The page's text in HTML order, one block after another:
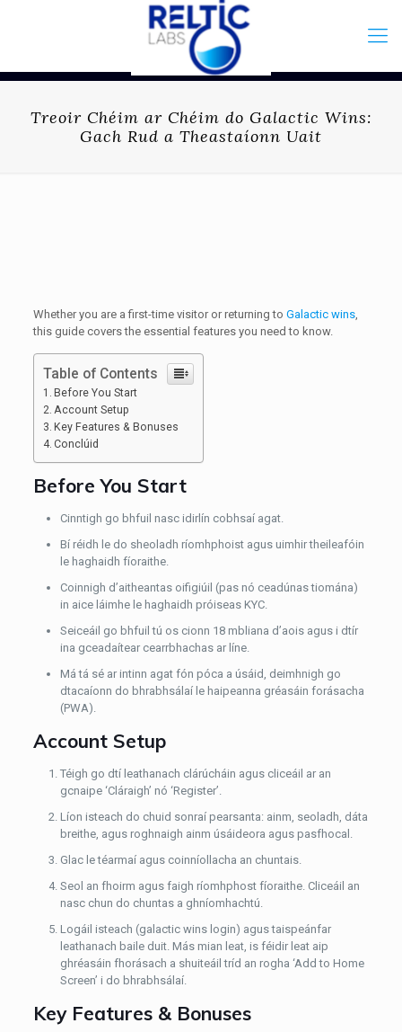
Treoir Chéim ar Chéim do Galactic Wins:
Gach Rud a Theastaíonn Uait
Whether you are a first-time visitor or returning to Galactic wins,
this guide covers the essential features you need to know.
Table of Contents
Before You Start
Account Setup
Key Features & Bonuses
Conclúid
Before You Start
Cinntigh go bhfuil nasc idirlín cobhsaí agat.
Bí réidh le do sheoladh ríomhphoist agus uimhir theileafóin
le haghaidh fíoraithe.
Coinnigh d’aitheantas oifigiúil (pas nó ceadúnas tiomána)
in aice láimhe le haghaidh próiseas KYC.
Seiceáil go bhfuil tú os cionn 18 mbliana d’aois agus i dtír
ina gceadaítear cearrbhachas ar líne.
Má tá sé ar intinn agat fón póca a úsáid, deimhnigh go
dtacaíonn do bhrabhsálaí le haipeanna gréasáin forásacha
(PWA).
Account Setup
Téigh go dtí leathanach clárúcháin agus cliceáil ar an
gcnaipe ‘Cláraigh’ nó ‘Register’.
Líon isteach do chuid sonraí pearsanta: ainm, seoladh, dáta
breithe, agus roghnaigh ainm úsáideora agus pasfhocal.
Glac le téarmaí agus coinníollacha an chuntais.
Seol an fhoirm agus faigh ríomhphost fíoraithe. Cliceáil an
nasc chun do chuntas a ghníomhachtú.
Logáil isteach (galactic wins login) agus taispeánfar
leathanach baile duit. Más mian leat, is féidir leat aip
ghréasáin fhorásach a shuiteáil tríd an rogha ‘Add to Home
Screen’ i do bhrabhsálaí.
Key Features & Bonuses